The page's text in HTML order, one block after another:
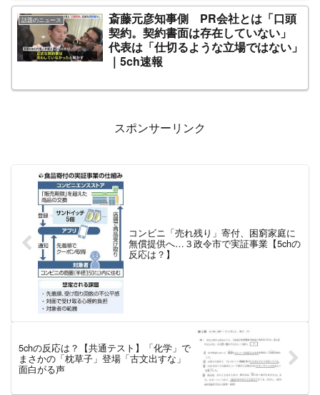
話題のニュース
斎藤元彦知事側 PR会社とは「口頭
契約。契約書面は存在していない」
代表は「仕切るような立場ではない」
｜5ch速報
スポンサーリンク
コンビニ「売れ残り」寄付、困窮家庭に
無償提供へ…３政令市で実証事業【5chの
反応は？】
5chの反応は？【共通テスト】「化学」で
まさかの「枕草子」登場「古文出すな」
面白がる声